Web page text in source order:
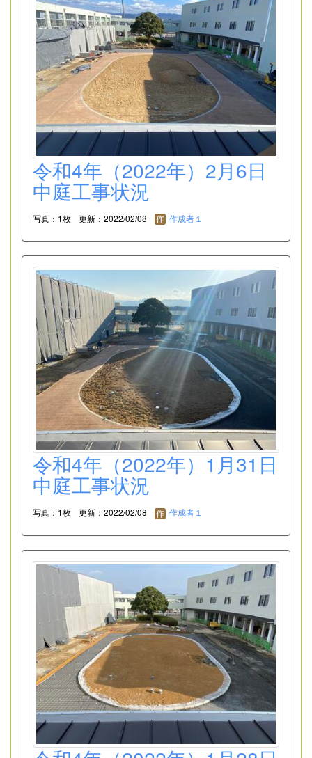
令和4年（2022年）2月6日
中庭工事状況
写真：1枚 更新：2022/02/08 作成者１
令和4年（2022年）1月31日
中庭工事状況
写真：1枚 更新：2022/02/08 作成者１